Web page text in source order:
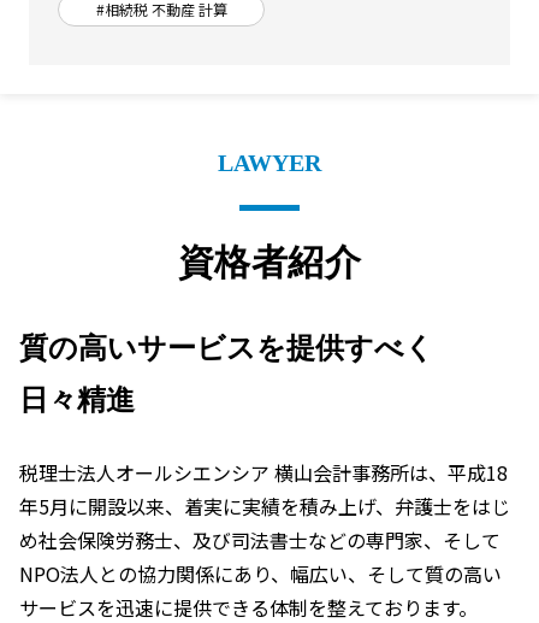
#相続税 不動産 計算
LAWYER
資格者紹介
質の高いサービスを提供すべく
日々精進
税理士法人オールシエンシア 横山会計事務所は、平成18
年5月に開設以来、着実に実績を積み上げ、弁護士をはじ
め社会保険労務士、及び司法書士などの専門家、そして
NPO法人との協力関係にあり、幅広い、そして質の高い
サービスを迅速に提供できる体制を整えております。